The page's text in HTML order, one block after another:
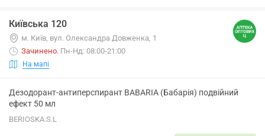
Київська 120
м. Київ, вул. Олександра Довженка, 1
Зачинено. Пн-Нд: 08:00-21:00
На мапі
Дезодорант-антиперспирант BABARIA (Бабарія) подвійний
ефект 50 мл
BERIOSKA.S.L